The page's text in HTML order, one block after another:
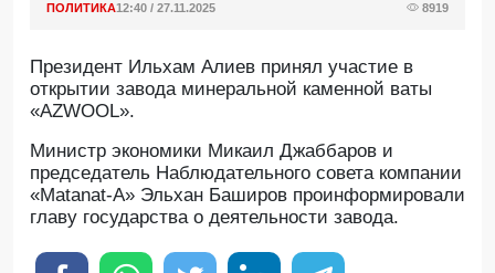
ПОЛИТИКА12:40 / 27.11.2025 8919
Президент Ильхам Алиев принял участие в
открытии завода минеральной каменной ваты
«AZWOOL».
Mинистр экономики Микаил Джаббаров и
председатель Наблюдательного совета компании
«Matanat-A» Эльхан Баширов проинформировали
главу государства о деятельности завода.